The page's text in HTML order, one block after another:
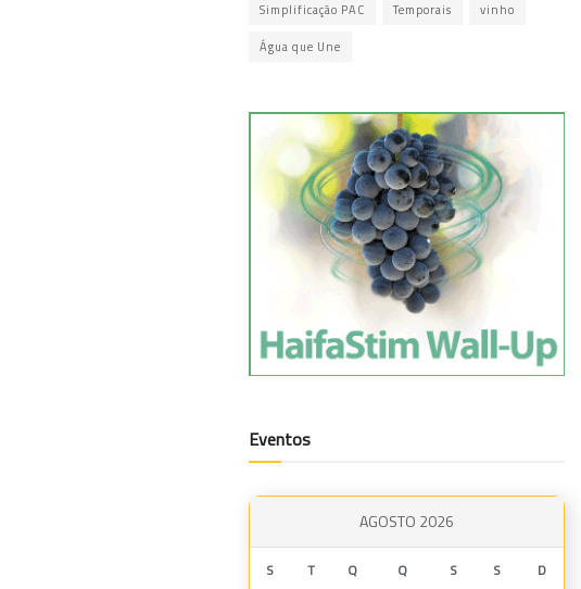
Simplificação PAC Temporais vinho
Água que Une
Eventos
AGOSTO 2026
S T Q Q S S D